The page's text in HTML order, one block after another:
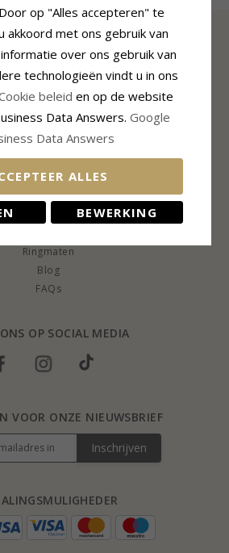
krijgen. Tegelijkertijd bespaar je tot 70 %.
sterrenbeeld ketting bij ons bestelt. Bekijk
sterrenbeeld ketting kunt vinden die bij jou
INFORMATIE
Over CHANTI
Kontakt
en privacybeleid
Ringmaten
Blog
FAQs
OP SOCIAL MEDIA
VOOR ONZE NIEUWSBRIEF
Inschrijven
op "Alles accepteren" te
akkoord met ons gebruik van
over ons gebruik van
technologieën vindt u in ons
beleid en op de website
Data Answers. Google
Data Answers
ALLES
BEWERKING